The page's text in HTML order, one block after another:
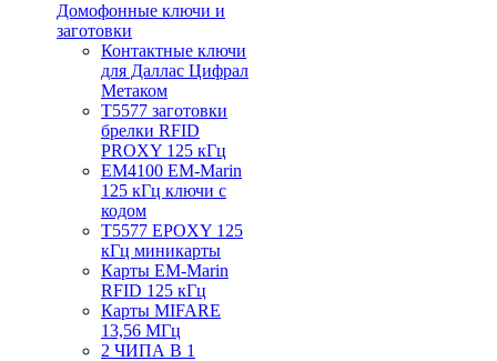
Домофонные ключи и
заготовки
Контактные ключи
для Даллас Цифрал
Метаком
T5577 заготовки
брелки RFID
PROXY 125 кГц
EM4100 EM-Marin
125 кГц ключи с
кодом
T5577 EPOXY 125
кГц миникарты
Карты EM-Marin
RFID 125 кГц
Карты MIFARE
13,56 МГц
2 ЧИПА В 1